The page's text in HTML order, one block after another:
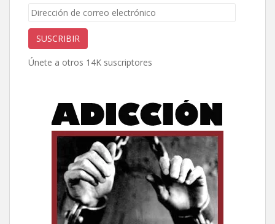
Dirección
correo
electrónico
SUSCRIBIR
Únete a otros 14K suscriptores